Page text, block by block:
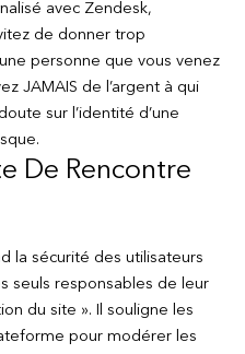
avec Zendesk,
de donner trop
personne que vous venez
JAMAIS de l’argent à qui
sur l’identité d’une
De Rencontre
la sécurité des utilisateurs
seuls responsables de leur
du site ». Il souligne les
pour modérer les